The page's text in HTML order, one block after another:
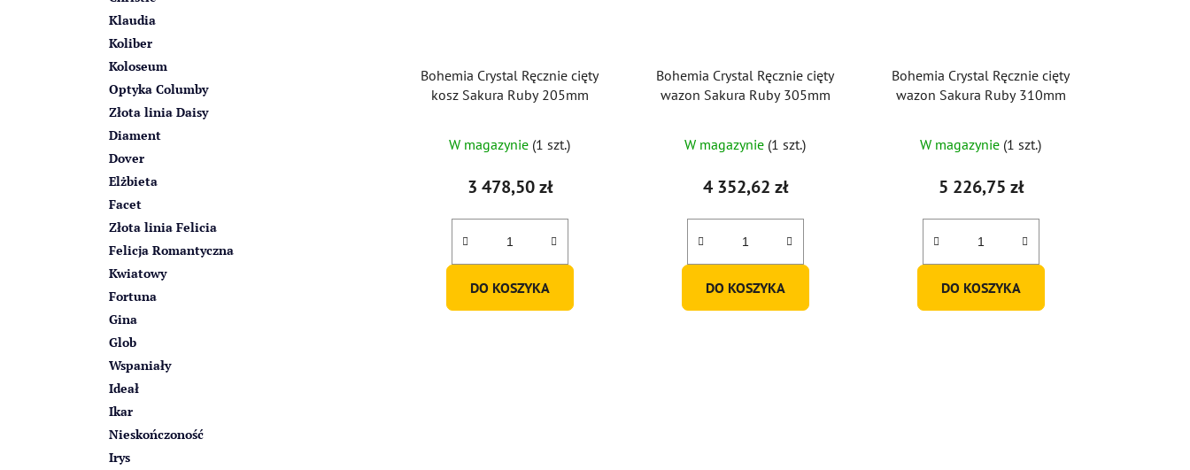
Klaudia
Koliber
Koloseum
Optyka Columby
Złota linia Daisy
Diament
Dover
Elżbieta
Facet
Złota linia Felicia
Felicja Romantyczna
Kwiatowy
Fortuna
Gina
Glob
Wspaniały
Ideał
Ikar
Nieskończoność
Irys
Bohemia Crystal Ręcznie cięty
kosz Sakura Ruby 205mm
W magazynie (1 szt.)
3 478,50 zł
DO KOSZYKA
Bohemia Crystal Ręcznie cięty
wazon Sakura Ruby 305mm
W magazynie (1 szt.)
4 352,62 zł
DO KOSZYKA
Bohemia Crystal Ręcznie cięty
wazon Sakura Ruby 310mm
W magazynie (1 szt.)
5 226,75 zł
DO KOSZYKA